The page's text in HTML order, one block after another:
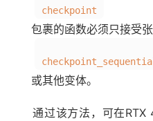
checkpoint
包裹的函数必须只接受
或其他变体。
通过该方法，可在